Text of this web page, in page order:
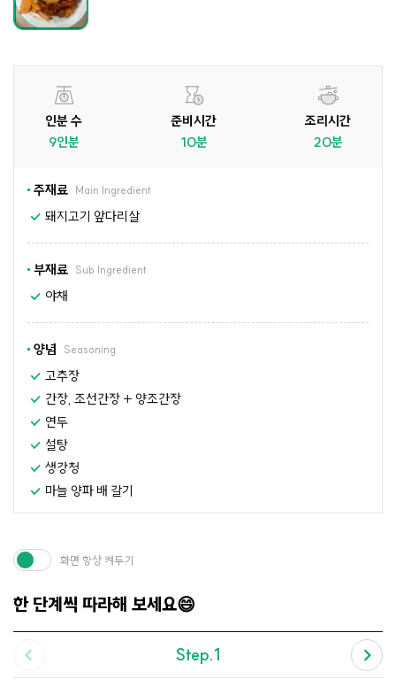
인분 수
9인분
준비시간
10분
조리시간
20분
주재료 Main Ingredient
돼지고기 앞다리살
부재료 Sub Ingredient
야채
양념 Seasoning
고추장
간장, 조선간장 + 양조간장
연두
설탕
생강청
마늘 양파 배 갈기
한 단계씩 따라해 보세요😄
화면 항상 켜두기
Step.1